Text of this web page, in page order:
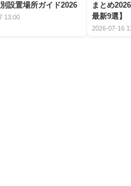
設置場所ガイド2026
13:00
まとめ
最新9選】
2026-07-16